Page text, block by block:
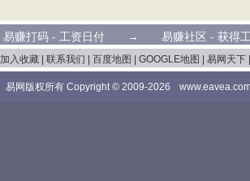
易赚打码 - 工资日付 → 易赚社区 - 获
加入收藏 联系我们 百度地图 GOOGLE地图 易网天下
易网版权所有 Copyright © 2009-2026